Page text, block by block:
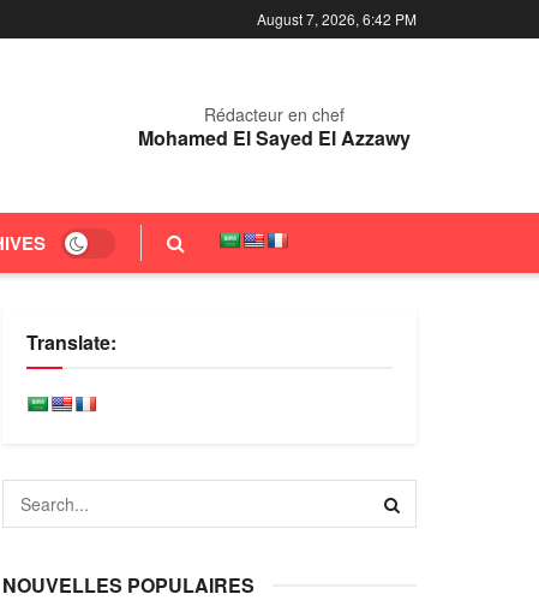
August 7, 2026, 6:42 PM
Rédacteur en chef
Mohamed El Sayed El Azzawy
Translate:
NOUVELLES POPULAIRES